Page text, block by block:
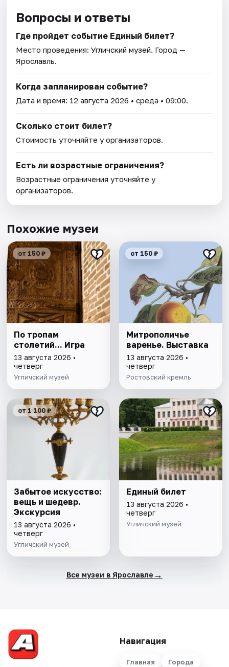
Вопросы и ответы
Где пройдет событие Единый билет?
Место проведения:Угличский музей. Город —
Ярославль.
Когда запланирован событие?
Дата и время: 12 августа 2026 • среда • 09:00.
Сколько стоит билет?
Стоимость уточняйте у организаторов.
Есть ли возрастные ограничения?
Возрастные ограничения уточняйте у
организаторов.
Похожие музеи
от 150 ₽
По тропам
столетий... Игра
13 августа 2026 •
четверг
Угличский музей
от 150 ₽
Митрополичье
варенье. Выставка
13 августа 2026 •
четверг
Ростовский кремль
от 1 100 ₽
Забытое искусство:
вещь и шедевр.
Экскурсия
13 августа 2026 •
четверг
Угличский музей
Единый билет
13 августа 2026 •
четверг
Угличский музей
Все музеи в Ярославле →
Навигация
Главная Города